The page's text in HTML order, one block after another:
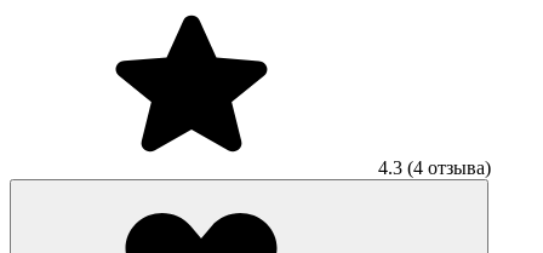
4.3 (4 отзыва)